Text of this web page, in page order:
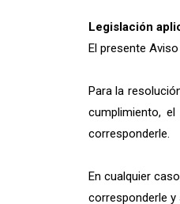
Legislación
El presente
Para la
cumplimiento,
corresponderle.
En cualquier
corresponderle y